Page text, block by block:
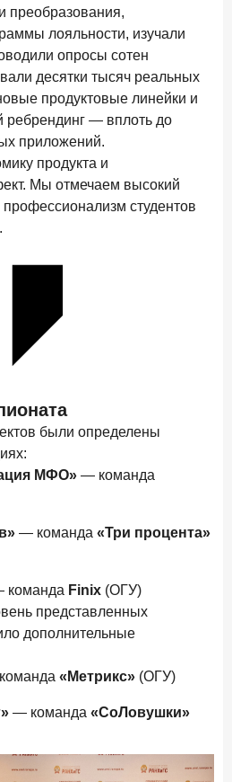
фактором на рынке
апреля 2026 года в цифрах
ИССЛЕДОВАНИЕ
банк не может
года объем выдач кредитов
доходность вкладов после
до 14,5%
первичном рынке
ИССЛЕДОВАНИЕ
гонки за объёмами к битве за
преобразования,
лояльности, изучали
опросы сотен
десятки тысяч реальных
продуктовые линейки и
ребрендинг — вплоть до
приложений.
продукта и
Мы отмечаем высокий
студентов
были определены
МФО» — команда
— команда «Три процента»
команда Finix (ОГУ)
представленных
дополнительные
«Метрикс» (ОГУ)
— команда «СоЛовушки»